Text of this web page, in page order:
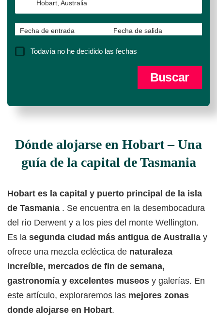
Fecha de entrada Fecha de salida
Todavía no he decidido las fechas
Dónde alojarse en Hobart – Una
guía de la capital de Tasmania
Hobart es la capital y puerto principal de la isla
de Tasmania . Se encuentra en la desembocadura
del río Derwent y a los pies del monte Wellington.
Es la segunda ciudad más antigua de Australia y
ofrece una mezcla ecléctica de naturaleza
increíble, mercados de fin de semana,
gastronomía y excelentes museos y galerías. En
este artículo, exploraremos las mejores zonas
donde alojarse en Hobart.